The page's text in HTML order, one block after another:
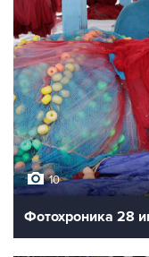
10
Фотохроника 28